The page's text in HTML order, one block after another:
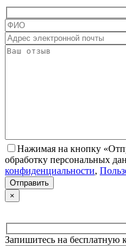
Нажимая на кнопку
обработку персональных
конфиденциальности,
×
Запишитесь на бесплатную